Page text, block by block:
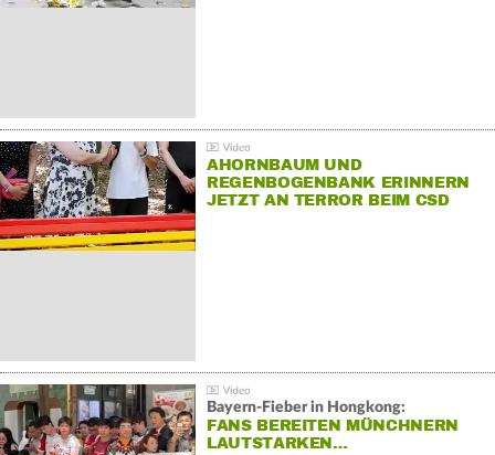
AHORNBAUM UND
REGENBOGENBANK ERINNERN
JETZT AN TERROR BEIM CSD
Bayern-Fieber in Hongkong:
FANS BEREITEN MÜNCHNERN
LAUTSTARKEN…